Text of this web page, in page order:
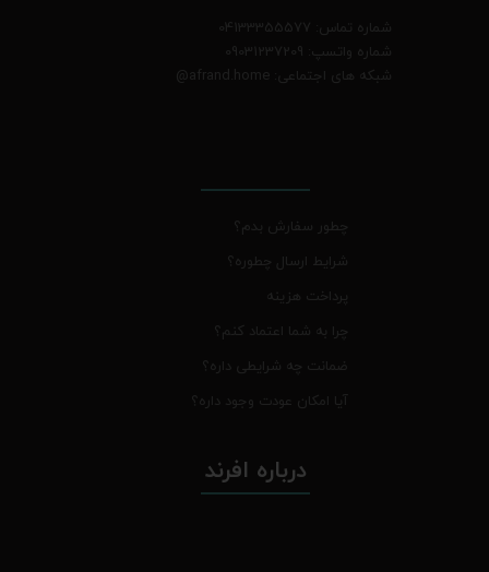
شماره تماس: 04133355577
شماره واتسپ: 09031237209
شبکه های اجتماعی: afrand.home
@
چطور سفارش بدم؟
شرایط ارسال چطوره؟
پرداخت هزینه
چرا به شما اعتماد کنم؟
ضمانت چه شرایطی داره؟
آیا امکان عودت وجود داره؟
درباره افرند